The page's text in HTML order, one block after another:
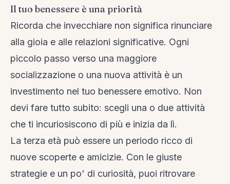
Il tuo benessere è una priorità
Ricorda che invecchiare non significa rinunciare
alla gioia e alle relazioni significative. Ogni
piccolo passo verso una maggiore
socializzazione o una nuova attività è un
investimento nel tuo benessere emotivo. Non
devi fare tutto subito: scegli una o due attività
che ti incuriosiscono di più e inizia da lì.
La terza età può essere un periodo ricco di
nuove scoperte e amicizie. Con le giuste
strategie e un po' di curiosità, puoi ritrovare